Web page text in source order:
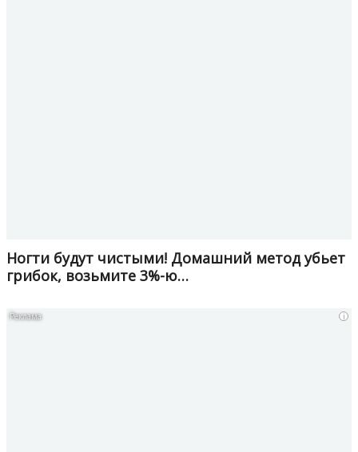
Ногти будут чистыми! Домашний метод убьет
грибок, возьмите 3%-ю…
i